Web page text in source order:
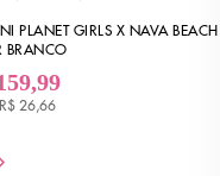
PLANET GIRLS X NAVA BEACH
BRANCO
R$ 26,66